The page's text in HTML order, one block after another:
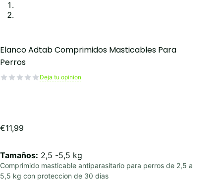
Elanco Adtab Comprimidos Masticables Para
Perros
Deja tu opinion
€11,99
Tamaños: 2,5 -5,5 kg
Comprimido masticable antiparasitario para perros de 2,5 a
5,5 kg con proteccion de 30 dias